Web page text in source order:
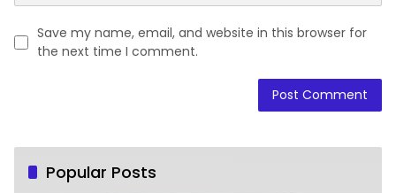
Save my name, email, and website in this browser for
the next time I comment.
Popular Posts